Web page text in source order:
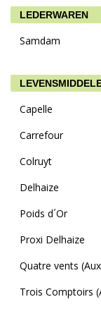
LEDERWAREN
Samdam
Capelle
Carrefour
Colruyt
Delhaize
Poids d´Or
Proxi Delhaize
Quatre vents
Trois Comptoirs